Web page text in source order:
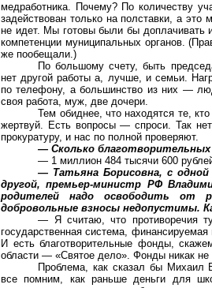
медработника. Почему? По количеству
задействован только на полставки, а
не идет. Мы готовы были бы доплачивать
компетенции муниципальных органов.
же пообещали.)
По большому счету, быть
нет другой работы а, лучше, и семьи.
по телефону, а большинство из них —
своя работа, муж, две дочери.
Тем обиднее, что находятся те,
жертвуй. Есть вопросы — спроси. Так
прокуратуру, и нас по полной проверяют.
— Сколько благотворительных
— 1 миллион 484 тысячи 600
— Татьяна Борисовна, с
другой, премьер-министр РФ
родителей надо освободить от
добровольные взносы недопустимы.
— Я считаю, что противоречия
государственная система,
И есть благотворительные фонды,
области — «Святое дело». Фонды никак
Проблема, как сказал бы Михаил
все помним, как раньше деньги для